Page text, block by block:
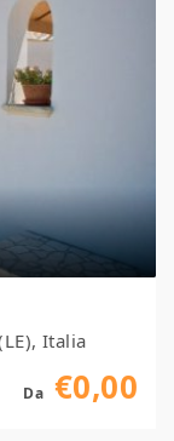
Italia
Da €0,00